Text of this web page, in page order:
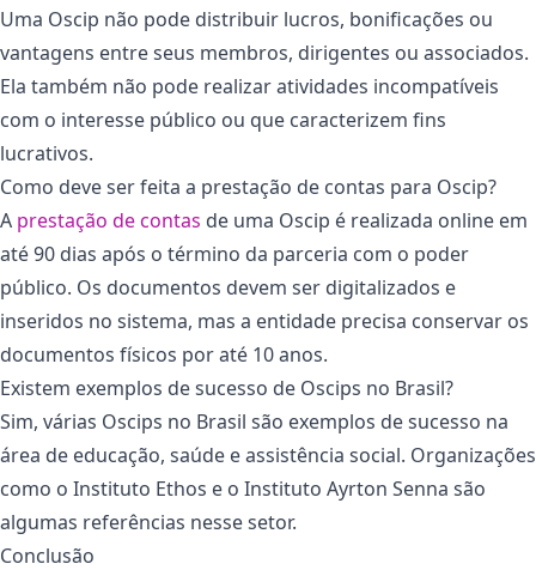
Uma Oscip não pode distribuir lucros, bonificações ou
vantagens entre seus membros, dirigentes ou associados.
Ela também não pode realizar atividades incompatíveis
com o interesse público ou que caracterizem fins
lucrativos.
Como deve ser feita a prestação de contas para Oscip?
A prestação de contas de uma Oscip é realizada online em
até 90 dias após o término da parceria com o poder
público. Os documentos devem ser digitalizados e
inseridos no sistema, mas a entidade precisa conservar os
documentos físicos por até 10 anos.
Existem exemplos de sucesso de Oscips no Brasil?
Sim, várias Oscips no Brasil são exemplos de sucesso na
área de educação, saúde e assistência social. Organizações
como o Instituto Ethos e o Instituto Ayrton Senna são
algumas referências nesse setor.
Conclusão